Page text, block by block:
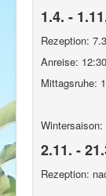
1.4. -
Rezeption:
Anreise:
Mittagsruhe:
Wintersaison:
2.11. -
Rezeption: